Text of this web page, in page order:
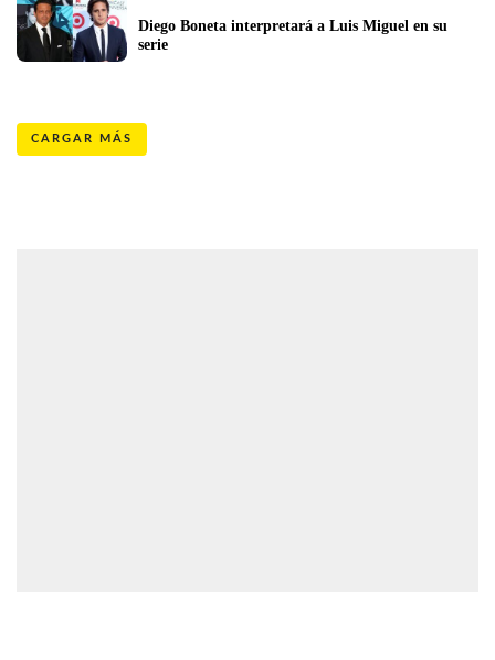
Diego Boneta interpretará a Luis Miguel en su
serie
CARGAR MÁS